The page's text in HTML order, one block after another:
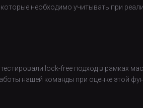
необходимо учитывать при
lock-free подход в рамках
нашей команды при оценке этой